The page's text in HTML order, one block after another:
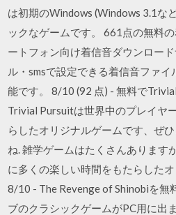
は初期のWindows (Windows 3.1な
ックなゲームです。 661点の無料
ートフォン向け着信音ダウンロー
ル・smsで設定できる着信音ファ
能です。 8/10 (92 点) - 無料で
Trivial Pursuitは世界中のプレイヤ
らしたオリジナルゲームです、ぜ
ね. 雑学ゲームはたくさんあります
に多くの楽しい時間をもたらした
8/10 - The Revenge of Shinobiを無
ブのクラシックゲームがPC用に出